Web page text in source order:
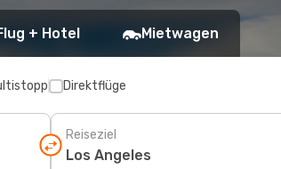
+ Hotel Mietwagen
Direktflüge
Reiseziel